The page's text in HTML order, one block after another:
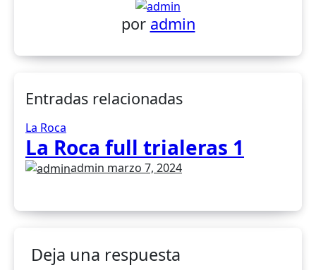
por admin
Entradas relacionadas
La Roca
La Roca full trialeras 1
admin marzo 7, 2024
Deja una respuesta